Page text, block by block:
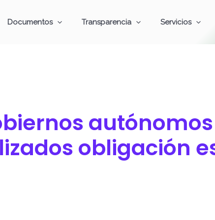
Documentos Transparencia Servicios
autónomos
obligación